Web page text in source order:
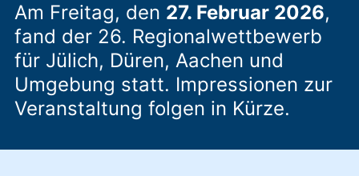
Am Freitag, den 27. Februar 2026,
fand der 26. Regionalwettbewerb
für Jülich, Düren, Aachen und
Umgebung statt. Impressionen zur
Veranstaltung folgen in Kürze.